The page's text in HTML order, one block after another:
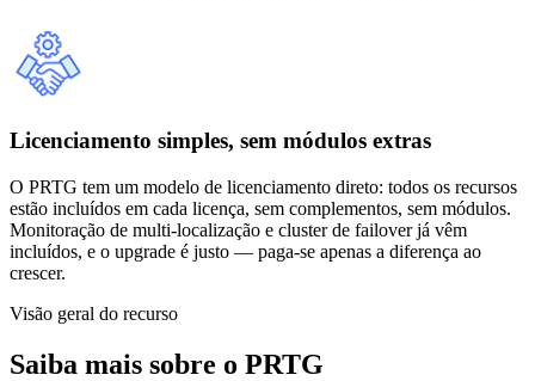
Licenciamento simples, sem módulos extras
O PRTG tem um modelo de licenciamento direto: todos os recursos
estão incluídos em cada licença, sem complementos, sem módulos.
Monitoração de multi-localização e cluster de failover já vêm
incluídos, e o upgrade é justo — paga-se apenas a diferença ao
crescer.
Visão geral do recurso
Saiba mais sobre o PRTG